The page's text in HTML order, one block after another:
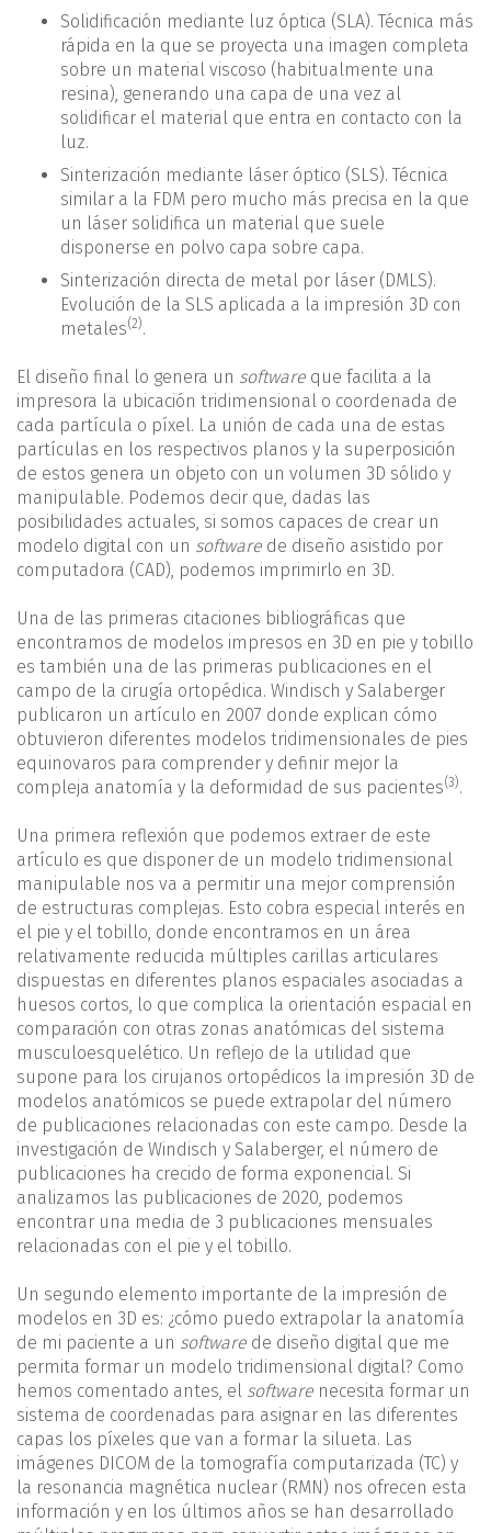
Solidificación mediante luz óptica (SLA). Técnica más
rápida en la que se proyecta una imagen completa
sobre un material viscoso (habitualmente una
resina), generando una capa de una vez al
solidificar el material que entra en contacto con la
luz.
Sinterización mediante láser óptico (SLS). Técnica
similar a la FDM pero mucho más precisa en la que
un láser solidifica un material que suele
disponerse en polvo capa sobre capa.
Sinterización directa de metal por láser (DMLS).
Evolución de la SLS aplicada a la impresión 3D con
metales(2).
El diseño final lo genera un software que facilita a la
impresora la ubicación tridimensional o coordenada de
cada partícula o píxel. La unión de cada una de estas
partículas en los respectivos planos y la superposición
de estos genera un objeto con un volumen 3D sólido y
manipulable. Podemos decir que, dadas las
posibilidades actuales, si somos capaces de crear un
modelo digital con un software de diseño asistido por
computadora (CAD), podemos imprimirlo en 3D.
Una de las primeras citaciones bibliográficas que
encontramos de modelos impresos en 3D en pie y tobillo
es también una de las primeras publicaciones en el
campo de la cirugía ortopédica. Windisch y Salaberger
publicaron un artículo en 2007 donde explican cómo
obtuvieron diferentes modelos tridimensionales de pies
equinovaros para comprender y definir mejor la
compleja anatomía y la deformidad de sus pacientes(3).
Una primera reflexión que podemos extraer de este
artículo es que disponer de un modelo tridimensional
manipulable nos va a permitir una mejor comprensión
de estructuras complejas. Esto cobra especial interés en
el pie y el tobillo, donde encontramos en un área
relativamente reducida múltiples carillas articulares
dispuestas en diferentes planos espaciales asociadas a
huesos cortos, lo que complica la orientación espacial en
comparación con otras zonas anatómicas del sistema
musculoesquelético. Un reflejo de la utilidad que
supone para los cirujanos ortopédicos la impresión 3D de
modelos anatómicos se puede extrapolar del número
de publicaciones relacionadas con este campo. Desde la
investigación de Windisch y Salaberger, el número de
publicaciones ha crecido de forma exponencial. Si
analizamos las publicaciones de 2020, podemos
encontrar una media de 3 publicaciones mensuales
relacionadas con el pie y el tobillo.
Un segundo elemento importante de la impresión de
modelos en 3D es: ¿cómo puedo extrapolar la anatomía
de mi paciente a un software de diseño digital que me
permita formar un modelo tridimensional digital? Como
hemos comentado antes, el software necesita formar un
sistema de coordenadas para asignar en las diferentes
capas los píxeles que van a formar la silueta. Las
imágenes DICOM de la tomografía computarizada (TC) y
la resonancia magnética nuclear (RMN) nos ofrecen esta
información y en los últimos años se han desarrollado